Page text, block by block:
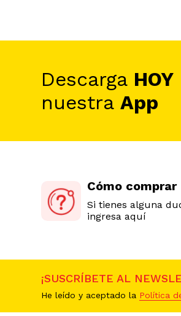
Descarga HOY
nuestraApp
Cómo comprar
Si tienes alguna
ingresa aquí
¡SUSCRÍBETE AL
He leído y aceptado la Política